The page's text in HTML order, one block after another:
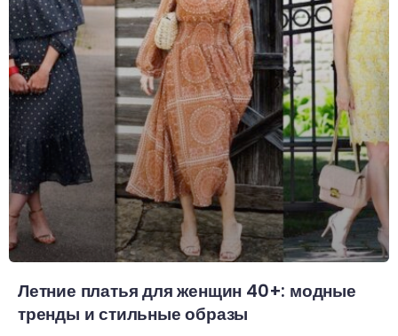
Летние платья для женщин 40+: модные
тренды и стильные образы